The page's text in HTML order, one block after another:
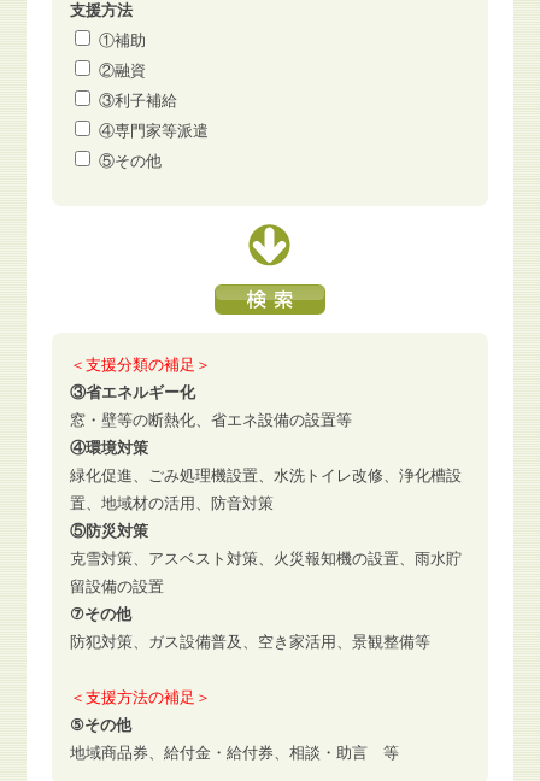
支援方法
①補助
②融資
③利子補給
④専門家等派遣
⑤その他
＜支援分類の補足＞
③省エネルギー化
窓・壁等の断熱化、省エネ設備の設置等
④環境対策
緑化促進、ごみ処理機設置、水洗トイレ改修、浄化槽設
置、地域材の活用、防音対策
⑤防災対策
克雪対策、アスベスト対策、火災報知機の設置、雨水貯
留設備の設置
⑦その他
防犯対策、ガス設備普及、空き家活用、景観整備等
＜支援方法の補足＞
⑤その他
地域商品券、給付金・給付券、相談・助言 等